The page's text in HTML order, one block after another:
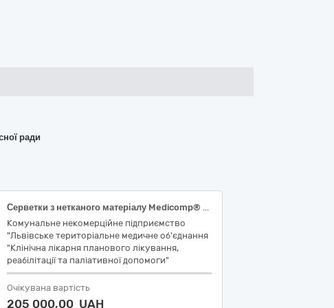
ради
Серветки з нетканого матеріалу Medicomp® 10см х 10см 2x100шт (або еквівалент),НК 024:2023: 48131 — Серветка неткана стерильна, НК 031:2024 M0202010101 НЕТКАНІ СКЛАДЕНІ МАРЛЕВІ ВИРОБИ, БЕЗ РЕНТГЕНОКОНТРАСТНОЇ СМУЖКИ, СТЕРИЛЬНІ; Суперабсорбуючі пов'язки RespoSorb® Super 10см х 10см 10шт(або еквівалент),НК 024:2023: 46854 — Стерильна пов'язка на рану, що не прилипає, абсорбент, НК 031:2024-H9001 — Пов'язки для швів; Суперабсорбуючі пов'язки RespoSorb® Super 10см х 20см 10шт(або еквівалент),НК 024:2023: 46854 — Стерильна пов'язка на рану, що не прилипає, абсорбент,НК 031:2024-H9001 — Пов'язки для швів; Пов’язка атравматична мазева Grassolind® Neutral 10см х 20см 30шт(або еквівалент),НК 024:2023: 46855 — Пов'язка на рану, що не прилипає, проникна,НК 031:2024-H9001 — Пов'язки для швів; Вологі гігієнічні серветки MoliCare® Skin 50шт(або еквівалент),НК 024:2023: 61694 — Серветка для очищення шкіри нестерильна,НК 031:2024 - M040412 Перев'язувальні матеріали, що містять антисептик; Очищуюча піна MoliCare® Skin 400мл(або еквівалент),НК 024:2023: 46206 — Захисний зволожувальний засіб для шкіри, НК 031:2024 код А108002 Захисні креми/гелі для перистомної шкіри.
Комунальне некомерційне підприємство
"Львівське територіальне медичне об'єднання
"Клінічна лікарня планового лікування,
реабілітації та паліативної допомоги"
Очікувана вартість
205 000,00 UAH